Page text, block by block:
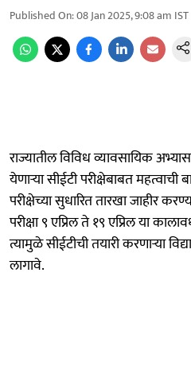
Published On:08 Jan 2025, 9:08 am IST
राज्यातील विविध व्यावसायिक
येणाऱ्या सीईटी परीक्षेबाबत
परीक्षेच्या सुधारित तारखा जाहीर
परीक्षा ९ एप्रिल ते १९ एप्रिल या
त्यामुळे सीईटीची तयारी करणाऱ्या
लागावे.